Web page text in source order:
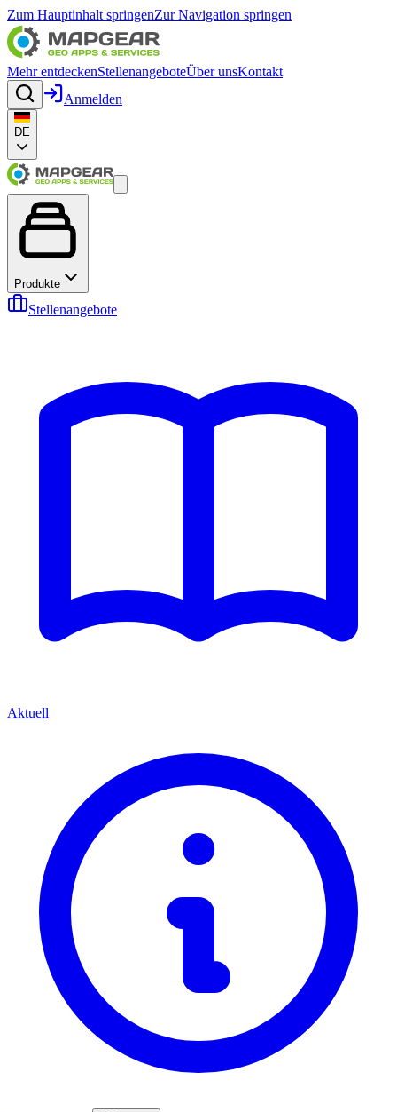
Zum Hauptinhalt springenZur Navigation springen
Mehr entdeckenStellenangeboteÜber unsKontakt
Anmelden
DE
Produkte
Stellenangebote
Aktuell